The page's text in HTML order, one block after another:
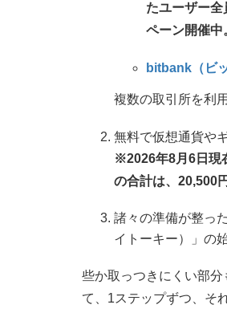
たユーザー
ペーン開催中
bitbank（ビ
複数の取引所を利
無料で仮想通貨や
※2026年8月6日現
の合計は、20,500
諸々の準備が整っ
イトーキー）」の
些か取っつきにくい部
て、1ステップずつ、そ